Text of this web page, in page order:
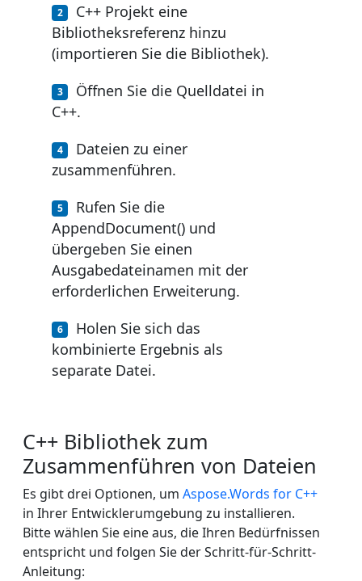
C++ Projekt eine
Bibliotheksreferenz hinzu
(importieren Sie die Bibliothek).
Öffnen Sie die Quelldatei in
C++.
Dateien zu einer
zusammenführen.
Rufen Sie die
AppendDocument() und
übergeben Sie einen
Ausgabedateinamen mit der
erforderlichen Erweiterung.
Holen Sie sich das
kombinierte Ergebnis als
separate Datei.
C++ Bibliothek zum
Zusammenführen von Dateien
Es gibt drei Optionen, um Aspose.Words for C++
in Ihrer Entwicklerumgebung zu installieren.
Bitte wählen Sie eine aus, die Ihren Bedürfnissen
entspricht und folgen Sie der Schritt-für-Schritt-
Anleitung: